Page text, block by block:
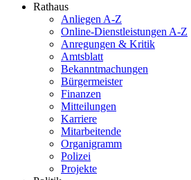
Rathaus
Anliegen A-Z
Online-Dienstleistungen A-Z
Anregungen & Kritik
Amtsblatt
Bekanntmachungen
Bürgermeister
Finanzen
Mitteilungen
Karriere
Mitarbeitende
Organigramm
Polizei
Projekte